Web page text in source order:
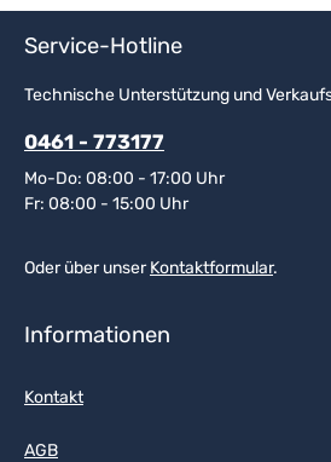
Service-Hotline
Technische Unterstützung und
0461 - 773177
Mo-Do: 08:00 - 17:00 Uhr
Fr: 08:00 - 15:00 Uhr
Oder über unserKontaktformular.
Informationen
Kontakt
AGB